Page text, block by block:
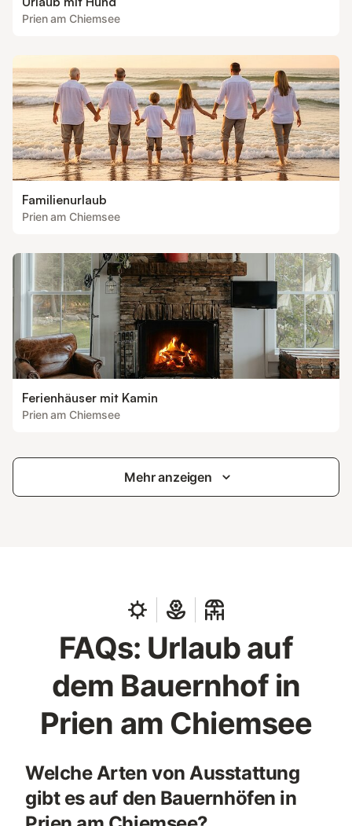
Prien am Chiemsee
Familienurlaub
Prien am Chiemsee
Ferienhäuser mit Kamin
Prien am Chiemsee
Mehr anzeigen
FAQs: Urlaub auf
dem Bauernhof in
Prien am Chiemsee
Welche Arten von Ausstattung
gibt es auf den Bauernhöfen in